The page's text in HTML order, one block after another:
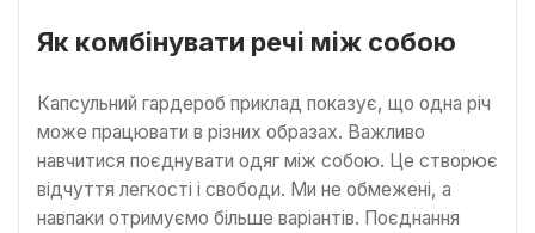
Як комбінувати речі між собою
Капсульний гардероб приклад показує, що одна річ
може працювати в різних образах. Важливо
навчитися поєднувати одяг між собою. Це створює
відчуття легкості і свободи. Ми не обмежені, а
навпаки отримуємо більше варіантів. Поєднання